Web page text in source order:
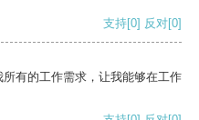
支持[0] 反对[0]
有的工作需求，让我能够在工作